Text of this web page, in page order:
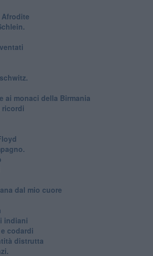
Afrodite
ai monaci della Birmania
ricordi
dal mio cuore
indiani
codardi
distrutta